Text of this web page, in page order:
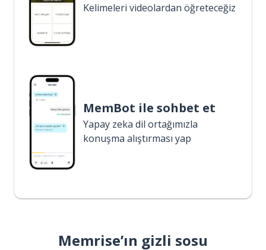
Kelimeleri videolardan öğreteceğiz
MemBot ile sohbet et
Yapay zeka dil ortağımızla
konuşma alıştırması yap
Memrise’ın gizli sosu